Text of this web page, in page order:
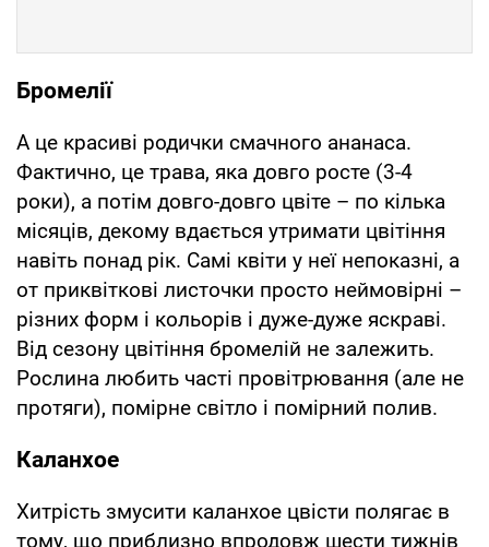
Бромелії
А це красиві родички смачного ананаса.
Фактично, це трава, яка довго росте (3-4
роки), а потім довго-довго цвіте – по кілька
місяців, декому вдається утримати цвітіння
навіть понад рік. Самі квіти у неї непоказні, а
от приквіткові листочки просто неймовірні –
різних форм і кольорів і дуже-дуже яскраві.
Від сезону цвітіння бромелій не залежить.
Рослина любить часті провітрювання (але не
протяги), помірне світло і помірний полив.
Каланхое
Хитрість змусити каланхое цвісти полягає в
тому, що приблизно впродовж шести тижнів